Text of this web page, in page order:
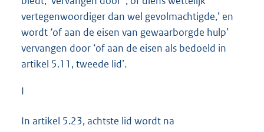
vertegenwoordiger dan wel gevolmachtigde,’ en
wordt ‘of aan de eisen van gewaarborgde hulp’
vervangen door ‘of aan de eisen als bedoeld in
artikel 5.11, tweede lid’.
I
In artikel 5.23, achtste lid wordt na